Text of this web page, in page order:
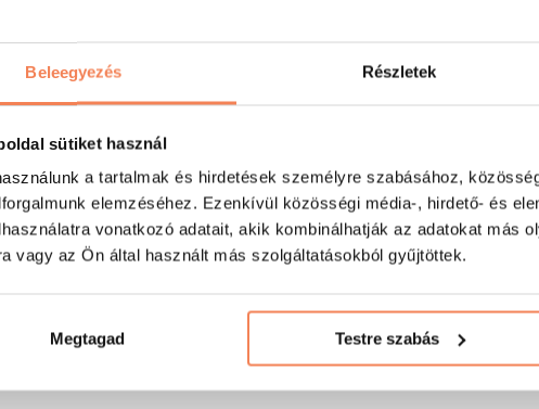
Beleegyezés Részletek
sütiket használ
a tartalmak és hirdetések személyre szabásához,
elemzéséhez. Ezenkívül közösségi média-, hirdető- és
vonatkozó adatait, akik kombinálhatják az adatokat más
vagy az Ön által használt más szolgáltatásokból gyűjtöttek.
Megtagad Testre szabás